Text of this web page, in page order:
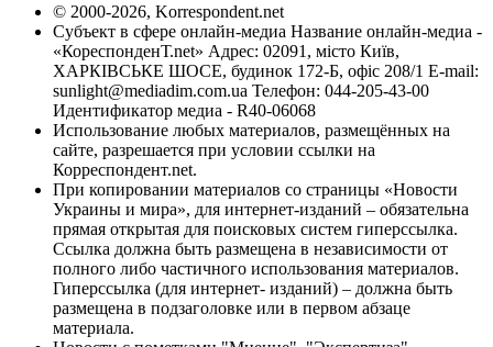
© 2000-2026, Korrespondent.net
Субъект в сфере онлайн-медиа Название онлайн-медиа -
«КореспонденТ.net» Адрес: 02091, місто Київ,
ХАРКІВСЬКЕ ШОСЕ, будинок 172-Б, офіс 208/1 E-mail:
sunlight@mediadim.com.ua Телефон: 044-205-43-00
Идентификатор медиа - R40-06068
Использование любых материалов, размещённых на
сайте, разрешается при условии ссылки на
Корреспондент.net.
При копировании материалов со страницы «Новости
Украины и мира», для интернет-изданий – обязательна
прямая открытая для поисковых систем гиперссылка.
Ссылка должна быть размещена в независимости от
полного либо частичного использования материалов.
Гиперссылка (для интернет- изданий) – должна быть
размещена в подзаголовке или в первом абзаце
материала.